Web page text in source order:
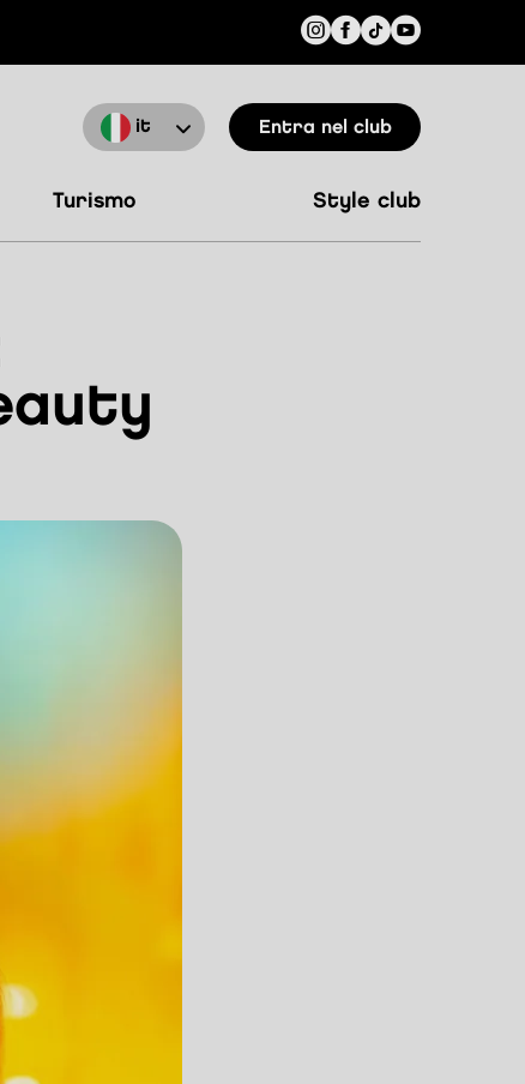
it Entra nel club
turismo style club